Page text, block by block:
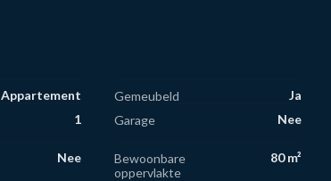
Appartement Gemeubeld
Ja
1 Garage Nee
Nee
Bewoonbare
oppervlakte
80 m²